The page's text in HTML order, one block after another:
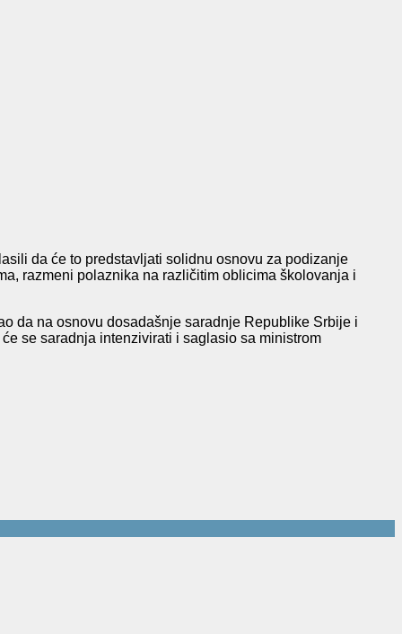
da će to predstavljati solidnu osnovu za podizanje
razmeni polaznika na različitim oblicima školovanja i
da na osnovu dosadašnje saradnje Republike Srbije i
se saradnja intenzivirati i saglasio sa ministrom